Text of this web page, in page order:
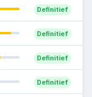
152
22
Definitief
Definitief
Definitief
Definitief